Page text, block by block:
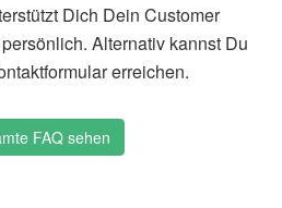
Dich Dein Customer
Alternativ kannst Du
erreichen.
FAQ sehen